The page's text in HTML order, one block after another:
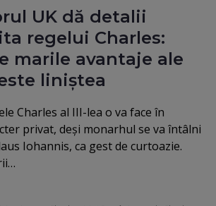
UK dă detalii
regelui Charles:
marile avantaje ale
liniștea
Charles al III-lea o va face în
privat, deşi monarhul se va întâlni
Iohannis, ca gest de curtoazie.